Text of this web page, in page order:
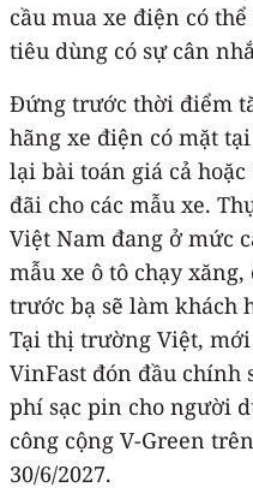
cầu mua xe điện có
tiêu dùng có sự cân
Đứng trước thời điểm
hãng xe điện có mặt
lại bài toán giá cả
đãi cho các mẫu xe.
Việt Nam đang ở mức
mẫu xe ô tô chạy
trước bạ sẽ làm khách
Tại thị trường Việt,
VinFast đón đầu chính
phí sạc pin cho người
công cộng V-Green
30/6/2027.